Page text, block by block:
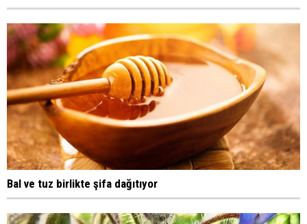
Bal ve tuz birlikte şifa dağıtıyor